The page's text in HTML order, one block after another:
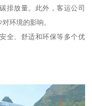
排放量。此外，客运公司
环境的影响。
全、舒适和环保等多个优